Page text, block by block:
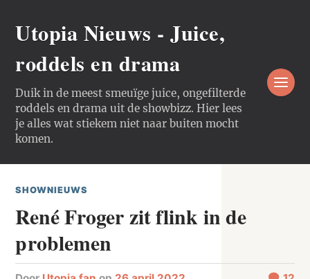
Utopia Nieuws - Juice,
roddels en drama
Duik in de meest smeuïge juice, ongefilterde
roddels en drama uit de showbizz. Hier lees
je alles wat stiekem niet naar buiten mocht
komen.
SHOWNIEUWS
René Froger zit flink in de
problemen